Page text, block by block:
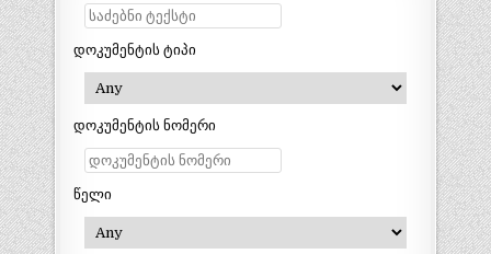
დოკუმენტის ტიპი
დოკუმენტის ნომერი
წელი